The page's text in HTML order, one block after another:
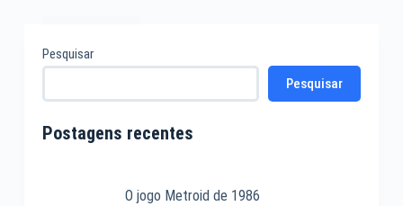
–
8088
–
Pesquisar
Pesquisar
Postagens recentes
O jogo Metroid de 1986